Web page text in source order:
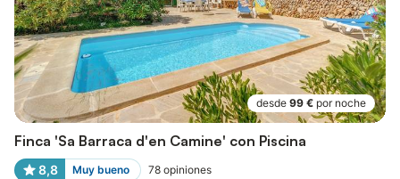
desde 99 € por noche
Finca 'Sa Barraca d'en Camine' con Piscina
8,8 Muy bueno 78 opiniones